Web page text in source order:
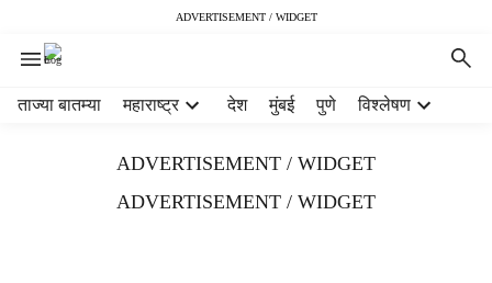
ADVERTISEMENT / WIDGET
ताज्या बातम्या महाराष्ट्र देश मुंबई पुणे विश्लेषण
ADVERTISEMENT / WIDGET
ADVERTISEMENT / WIDGET